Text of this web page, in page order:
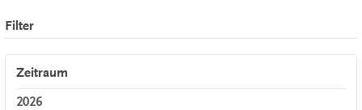
Filter
Zeitraum
2026